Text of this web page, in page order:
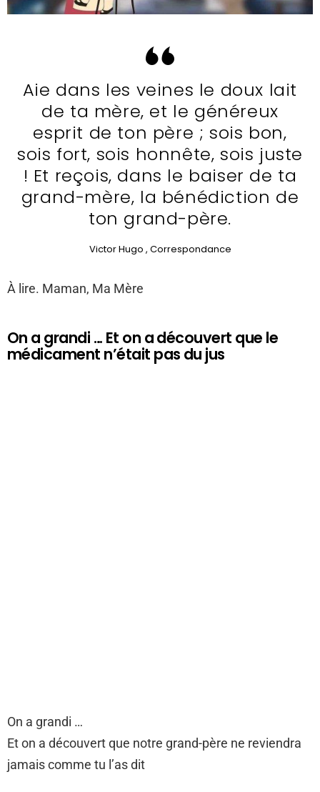
Aie dans les veines le doux lait
de ta mère, et le généreux
esprit de ton père ; sois bon,
sois fort, sois honnête, sois juste
! Et reçois, dans le baiser de ta
grand-mère, la bénédiction de
ton grand-père.
Victor Hugo , Correspondance
À lire. Maman, Ma Mère
On a grandi … Et on a découvert que le
médicament n’était pas du jus
On a grandi …
Et on a découvert que notre grand-père ne reviendra
jamais comme tu l’as dit